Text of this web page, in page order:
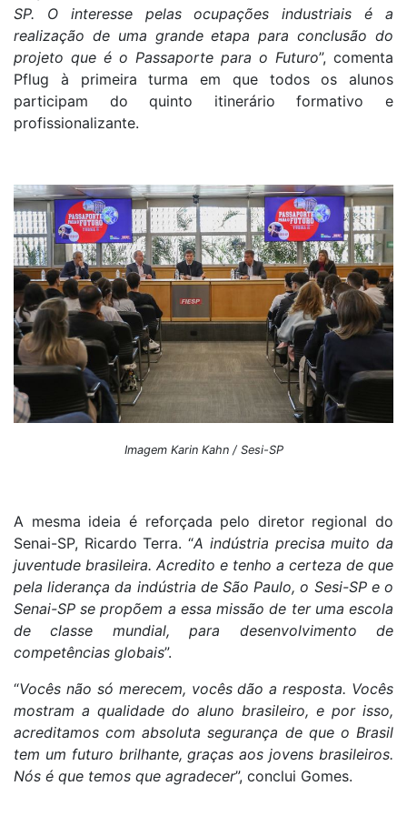
SP. O interesse pelas ocupações industriais é a
realização de uma grande etapa para conclusão do
projeto que é o Passaporte para o Futuro”, comenta
Pflug à primeira turma em que todos os alunos
participam do quinto itinerário formativo e
profissionalizante.
Imagem Karin Kahn / Sesi-SP
A mesma ideia é reforçada pelo diretor regional do
Senai-SP, Ricardo Terra. “A indústria precisa muito da
juventude brasileira. Acredito e tenho a certeza de que
pela liderança da indústria de São Paulo, o Sesi-SP e o
Senai-SP se propõem a essa missão de ter uma escola
de classe mundial, para desenvolvimento de
competências globais”.
“Vocês não só merecem, vocês dão a resposta. Vocês
mostram a qualidade do aluno brasileiro, e por isso,
acreditamos com absoluta segurança de que o Brasil
tem um futuro brilhante, graças aos jovens brasileiros.
Nós é que temos que agradecer”, conclui Gomes.